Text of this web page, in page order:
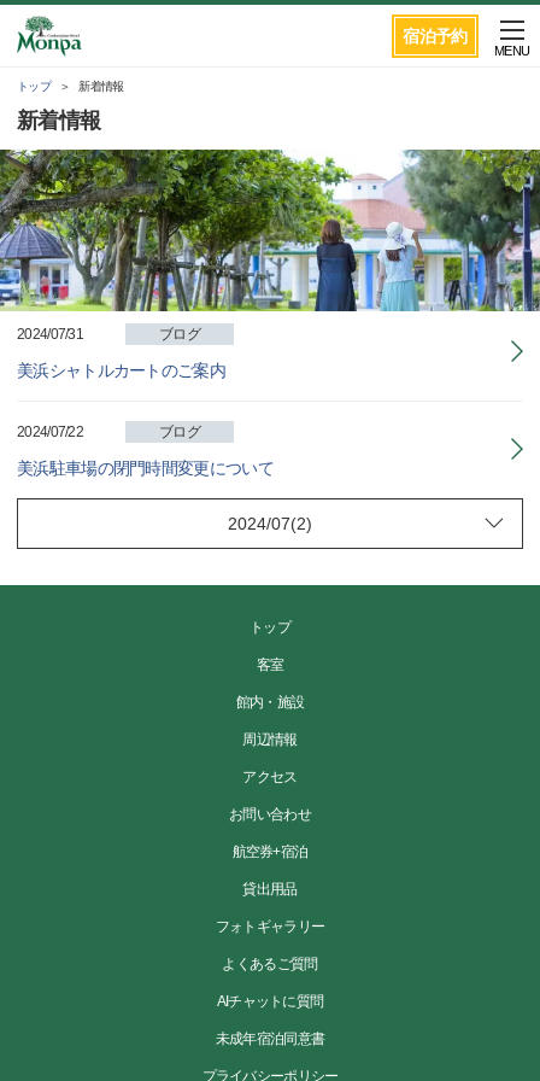
宿泊予約
MENU
トップ 新着情報
新着情報
2024/07/31 ブログ
美浜シャトルカートのご案内
2024/07/22 ブログ
美浜駐車場の閉門時間変更について
トップ
客室
館内・施設
周辺情報
アクセス
お問い合わせ
航空券+宿泊
貸出用品
フォトギャラリー
よくあるご質問
AIチャットに質問
未成年宿泊同意書
プライバシーポリシー